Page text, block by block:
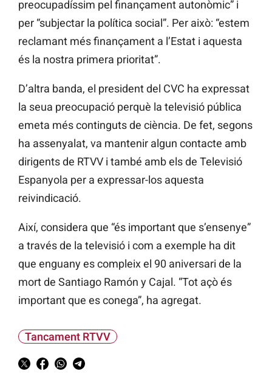
preocupadíssim pel finançament autonòmic” i
per “subjectar la política social”. Per això: “estem
reclamant més finançament a l’Estat i aquesta
és la nostra primera prioritat”.
D’altra banda, el president del CVC ha expressat
la seua preocupació perquè la televisió pública
emeta més continguts de ciència. De fet, segons
ha assenyalat, va mantenir algun contacte amb
dirigents de RTVV i també amb els de Televisió
Espanyola per a expressar-los aquesta
reivindicació.
Així, considera que “és important que s’ensenye”
a través de la televisió i com a exemple ha dit
que enguany es compleix el 90 aniversari de la
mort de Santiago Ramón y Cajal. “Tot açò és
important que es conega”, ha agregat.
Tancament RTVV